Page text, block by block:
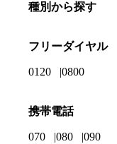
種別から探す
フリーダイヤル
0120 0800
携帯電話
070 080 090